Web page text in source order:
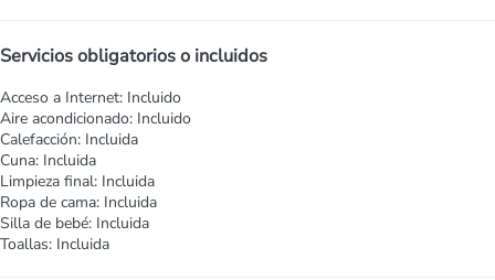
Servicios obligatorios o incluidos
Acceso a Internet: Incluido
Aire acondicionado: Incluido
Calefacción: Incluida
Cuna: Incluida
Limpieza final: Incluida
Ropa de cama: Incluida
Silla de bebé: Incluida
Toallas: Incluida